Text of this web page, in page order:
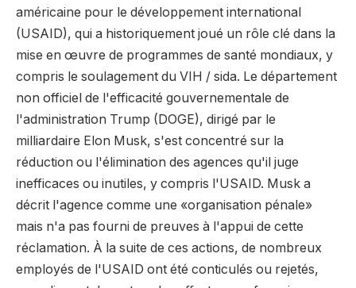
américaine pour le développement international
(USAID), qui a historiquement joué un rôle clé dans la
mise en œuvre de programmes de santé mondiaux, y
compris le soulagement du VIH / sida. Le département
non officiel de l'efficacité gouvernementale de
l'administration Trump (DOGE), dirigé par le
milliardaire Elon Musk, s'est concentré sur la
réduction ou l'élimination des agences qu'il juge
inefficaces ou inutiles, y compris l'USAID. Musk a
décrit l'agence comme une «organisation pénale»
mais n'a pas fourni de preuves à l'appui de cette
réclamation. À la suite de ces actions, de nombreux
employés de l'USAID ont été conticulés ou rejetés,